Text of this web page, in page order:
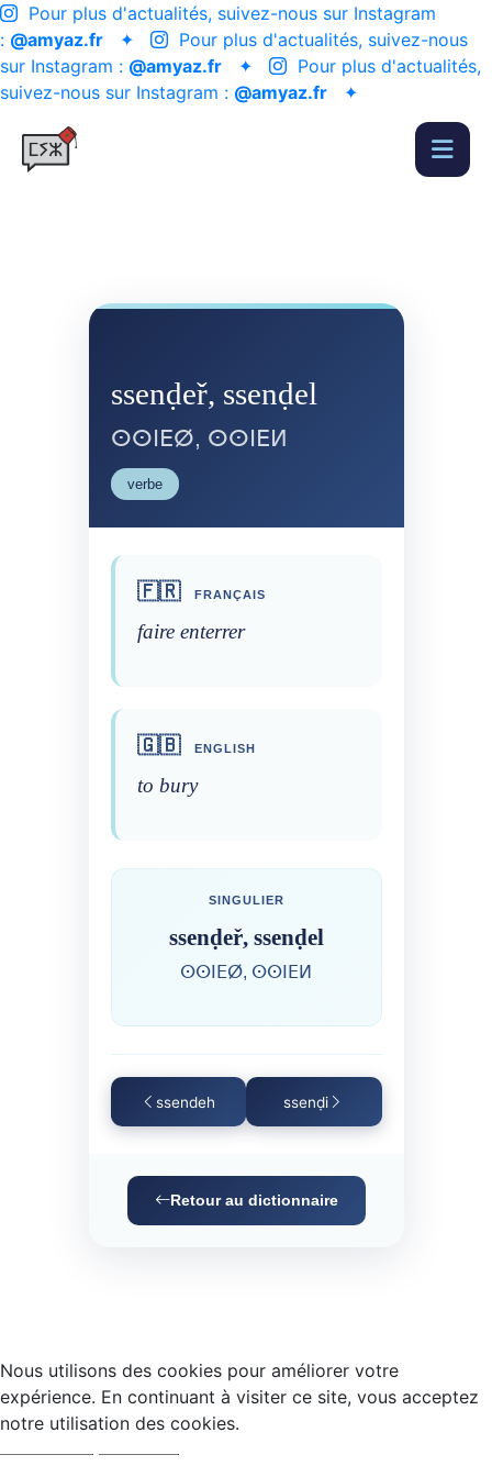
Pour plus d'actualités, suivez-nous sur Instagram
: @amyaz.fr ✦
Pour plus d'actualités, suivez-nous
sur Instagram : @amyaz.fr ✦
Pour plus d'actualités,
suivez-nous sur Instagram : @amyaz.fr ✦
ssenḍeř, ssenḍel
ⵙⵙⵏⴹⵁ, ⵙⵙⵏⴹⵍ
verbe
🇫🇷 FRANÇAIS
faire enterrer
🇬🇧 ENGLISH
to bury
SINGULIER
ssenḍeř, ssenḍel
ⵙⵙⵏⴹⵁ, ⵙⵙⵏⴹⵍ
ssendeh ssenḍi
Retour au dictionnaire
Nous utilisons des cookies pour améliorer votre
expérience. En continuant à visiter ce site, vous acceptez
notre utilisation des cookies.